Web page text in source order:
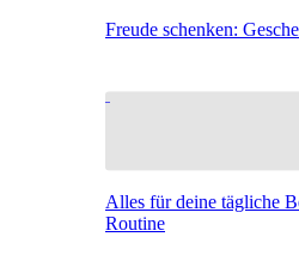
Freude schenken:
Alles für deine tägliche
Routine